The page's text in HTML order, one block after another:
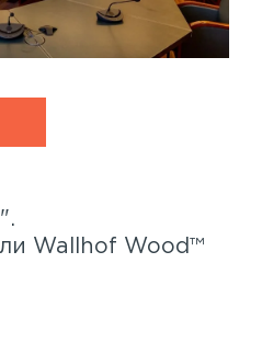
Wallhof Wood™